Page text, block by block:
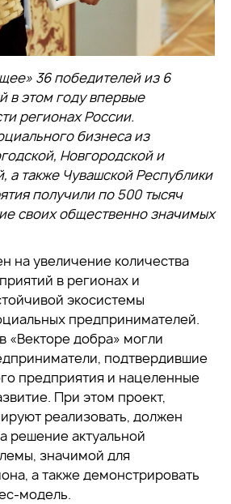
36 победителей из 6
в этом году впервые
регионах России.
бизнеса из
Новгородской и
а также Чувашской Республики
получили по 500 тысяч
своих общественно значимых
на увеличение количества
в регионах и
экосистемы
предпринимателей.
«Векторе добра» могли
подтвердившие
предприятия и нацеленные
При этом проект,
реализовать, должен
решение актуальной
значимой для
а также демонстрировать
модель.